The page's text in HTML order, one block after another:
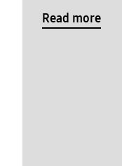
Read more